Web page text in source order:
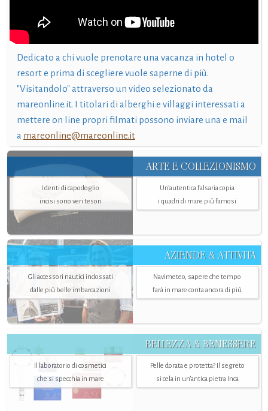
Dedicato a chi vuole prenotare una vacanza in hotel o
resort e prima di scegliere vuole saperne di più.
"Visitandolo" attraverso un video selezionato da
mareonline.it. I titolari di alberghi e villaggi interessati a
mettere on line propri filmati possono inviare una e mail
a mareonline@mareonline.it
ARTE E COLLEZIONISMO
I denti di capodoglio
incisi sono veri tesori
Un’autentica falsaria copia
i quadri di mare più famosi
AZIENDE & ATTIVITÀ
Gli accessori nautici indossati
dalle più belle imbarcazioni
Navimeteo, sapere che tempo
farà in mare conta ancora di più
BELLEZZA & BENESSERE
Il laboratorio di cosmetici
che si specchia in mare
Pelle dorata e protetta? Il segreto
si cela in un’antica pietra Inca